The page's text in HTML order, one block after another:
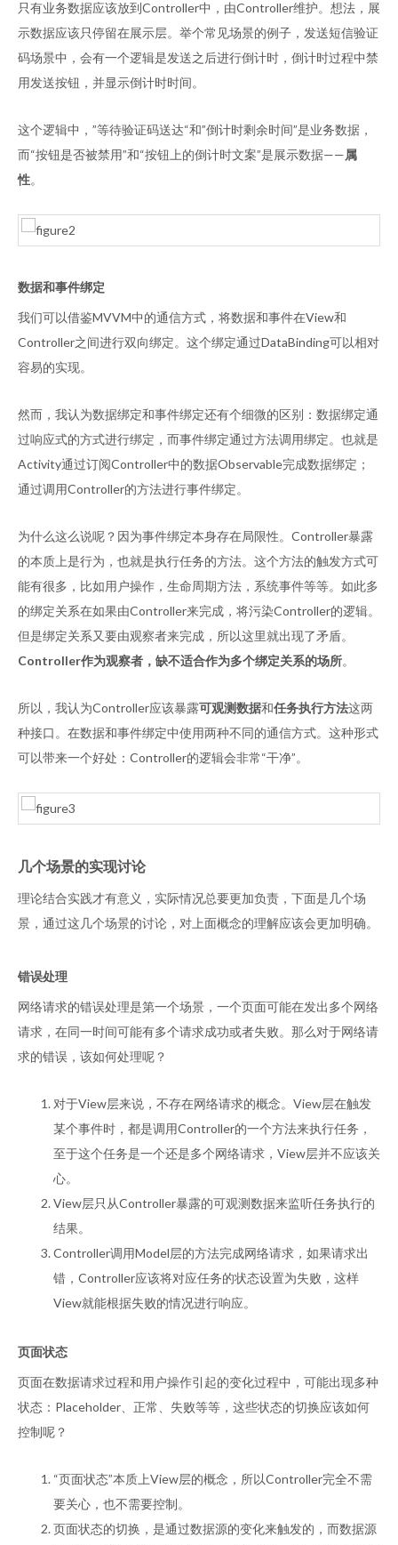
只有业务数据应该放到Controller中，由Controller维护。想法，展
示数据应该只停留在展示层。举个常见场景的例子，发送短信验证
码场景中，会有一个逻辑是发送之后进行倒计时，倒计时过程中禁
用发送按钮，并显示倒计时时间。
这个逻辑中，”等待验证码送达“和”倒计时剩余时间”是业务数据，
而“按钮是否被禁用”和“按钮上的倒计时文案”是展示数据——属
性。
数据和事件绑定
我们可以借鉴MVVM中的通信方式，将数据和事件在View和
Controller之间进行双向绑定。这个绑定通过DataBinding可以相对
容易的实现。
然而，我认为数据绑定和事件绑定还有个细微的区别：数据绑定通
过响应式的方式进行绑定，而事件绑定通过方法调用绑定。也就是
Activity通过订阅Controller中的数据Observable完成数据绑定；
通过调用Controller的方法进行事件绑定。
为什么这么说呢？因为事件绑定本身存在局限性。Controller暴露
的本质上是行为，也就是执行任务的方法。这个方法的触发方式可
能有很多，比如用户操作，生命周期方法，系统事件等等。如此多
的绑定关系在如果由Controller来完成，将污染Controller的逻辑。
但是绑定关系又要由观察者来完成，所以这里就出现了矛盾。
Controller作为观察者，缺不适合作为多个绑定关系的场所。
所以，我认为Controller应该暴露可观测数据和任务执行方法这两
种接口。在数据和事件绑定中使用两种不同的通信方式。这种形式
可以带来一个好处：Controller的逻辑会非常“干净”。
几个场景的实现讨论
理论结合实践才有意义，实际情况总要更加负责，下面是几个场
景，通过这几个场景的讨论，对上面概念的理解应该会更加明确。
错误处理
网络请求的错误处理是第一个场景，一个页面可能在发出多个网络
请求，在同一时间可能有多个请求成功或者失败。那么对于网络请
求的错误，该如何处理呢？
对于View层来说，不存在网络请求的概念。View层在触发
某个事件时，都是调用Controller的一个方法来执行任务，
至于这个任务是一个还是多个网络请求，View层并不应该关
心。
View层只从Controller暴露的可观测数据来监听任务执行的
结果。
Controller调用Model层的方法完成网络请求，如果请求出
错，Controller应该将对应任务的状态设置为失败，这样
View就能根据失败的情况进行响应。
页面状态
页面在数据请求过程和用户操作引起的变化过程中，可能出现多种
状态：Placeholder、正常、失败等等，这些状态的切换应该如何
控制呢？
“页面状态”本质上View层的概念，所以Controller完全不需
要关心，也不需要控制。
页面状态的切换，是通过数据源的变化来触发的，而数据源